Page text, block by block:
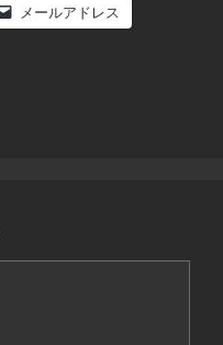
メールアドレス